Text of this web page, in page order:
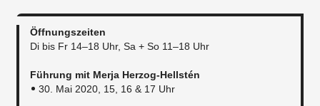
Öffnungszeiten
Di bis Fr 14–18 Uhr, Sa + So 11–18 Uhr
Führung mit Merja Herzog-Hellstén
30. Mai 2020, 15, 16 & 17 Uhr